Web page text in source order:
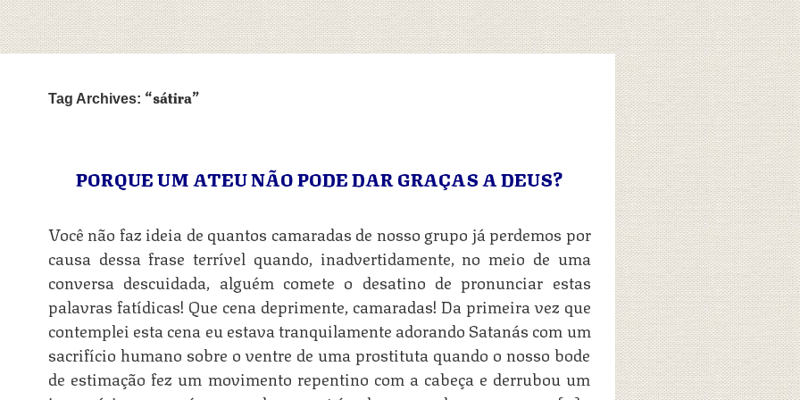
Tag Archives: sátira
PORQUE UM ATEU NÃO PODE DAR GRAÇAS A DEUS?
Você não faz ideia de quantos camaradas de nosso grupo já perdemos por
causa dessa frase terrível quando, inadvertidamente, no meio de uma
conversa descuidada, alguém comete o desatino de pronunciar estas
palavras fatídicas! Que cena deprimente, camaradas! Da primeira vez que
contemplei esta cena eu estava tranquilamente adorando Satanás com um
sacrifício humano sobre o ventre de uma prostituta quando o nosso bode
de estimação fez um movimento repentino com a cabeça e derrubou um